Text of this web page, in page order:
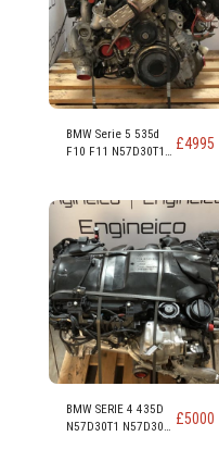
BMW Serie 5 535d
F10 F11 N57D30T1
diésel 3.0
£4995
BMW SERIE 4 435D
N57D30T1 N57D30B £5000